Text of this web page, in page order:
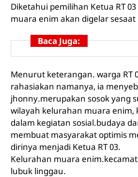
Diketahui pemilihan Ketua RT
muara enim akan digelar sesaat
Baca Juga:
Menurut keterangan. warga RT
rahasiakan namanya, ia
jhonny.merupakan sosok yang
wilayah kelurahan muara enim,
dalam kegiatan sosial.budaya
membuat masyarakat optimis
dirinya menjadi Ketua RT 03.
Kelurahan muara
lubuk linggau.